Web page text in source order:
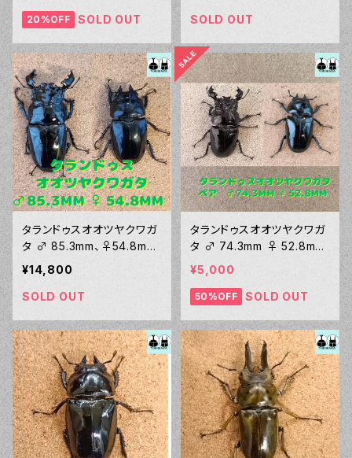
20%OFF SOLD OUT
SOLD OUT
タランドゥスオオツヤクワガ
タ ♂ 85.3mm、♀54.8mm
ペア
¥14,800
SOLD OUT
タランドゥスオオツヤクワガ
タ ♂ 74.3mm ♀ 52.8mm
ペア
¥5,000
50%OFF SOLD OUT